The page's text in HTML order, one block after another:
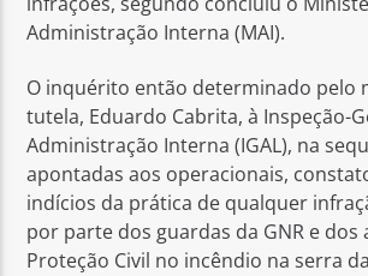
Administração Interna (MAI).
O inquérito então determinado pelo
tutela, Eduardo Cabrita, à Inspeção-
Administração Interna (IGAL), na
apontadas aos operacionais,
indícios da prática de qualquer
por parte dos guardas da GNR e dos
Proteção Civil no incêndio na serra